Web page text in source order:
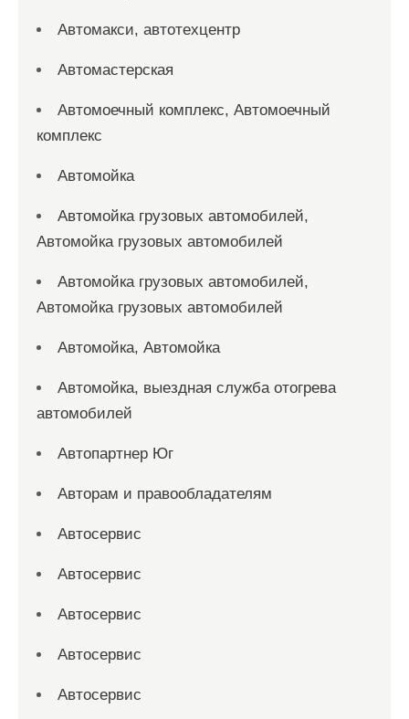
Автомакси, автотехцентр
Автомастерская
Автомоечный комплекс, Автомоечный
комплекс
Автомойка
Автомойка грузовых автомобилей,
Автомойка грузовых автомобилей
Автомойка грузовых автомобилей,
Автомойка грузовых автомобилей
Автомойка, Автомойка
Автомойка, выездная служба отогрева
автомобилей
Автопартнер Юг
Авторам и правообладателям
Автосервис
Автосервис
Автосервис
Автосервис
Автосервис